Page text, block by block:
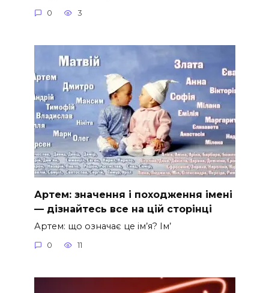
0 3
Артем: значення і походження імені
— дізнайтесь все на цій сторінці
Артем: що означає це ім’я? Ім’
0 11